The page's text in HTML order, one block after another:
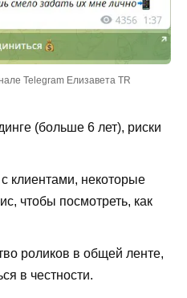
Telegram Елизавета TR
(больше 6 лет), риски
клиентами, некоторые
чтобы посмотреть, как
роликов в общей ленте,
в честности.